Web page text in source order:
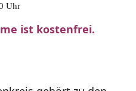
Uhr
ist kostenfrei.